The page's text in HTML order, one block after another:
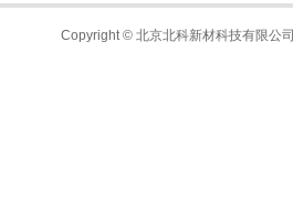
Copyright © 北京北科新材科技有限公司